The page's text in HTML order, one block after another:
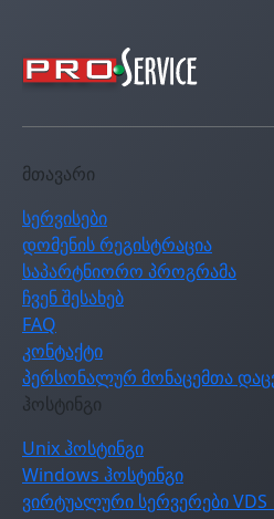
მთავარი
სერვისები
დომენის რეგისტრაცია
საპარტნიორო პროგრამა
ჩვენ შესახებ
FAQ
კონტაქტი
პერსონალურ მონაცემთა
ჰოსტინგი
Unix ჰოსტინგი
Windows ჰოსტინგი
ვირტუალური სერვერები VDS